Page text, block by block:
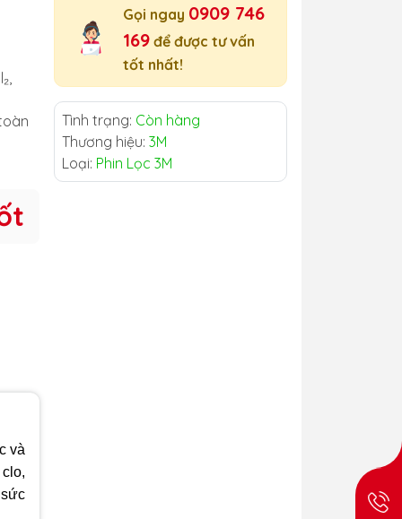
Gọi ngay 0909 746
169 để được tư vấn
tốt nhất!
Tình trạng: Còn hàng
Thương hiệu: 3M
Loại: Phin Lọc 3M
và